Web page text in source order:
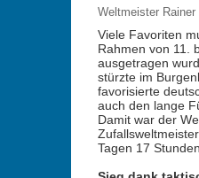
Weltmeister
Viele Favoriten
Rahmen von 11.
ausgetragen
stürzte im
favorisierte
auch den lange
Damit war der
Tagen 17